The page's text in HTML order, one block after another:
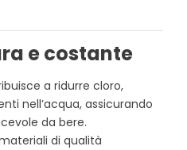
e costante
a ridurre cloro,
nell’acqua, assicurando
da bere.
di qualità